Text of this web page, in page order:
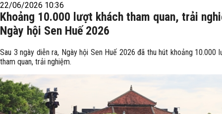
22/06/2026 10:36
Khoảng 10.000 lượt khách tham quan, trải
Ngày hội Sen Huế 2026
Sau 3 ngày diễn ra, Ngày hội Sen Huế 2026 đã thu hút khoảng 10.000
tham quan, trải nghiệm.